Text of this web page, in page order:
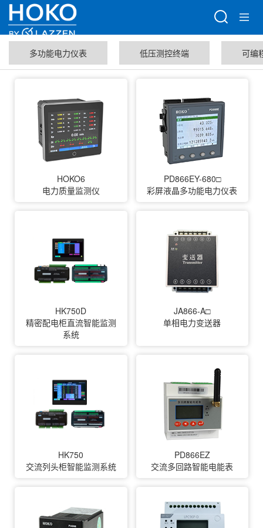
多功能电力仪表 低压测控终端 可编
HOKO6
电力质量监测仪
PD866EY-680□
彩屏液晶多功能电力仪表
HK750D
精密配电柜直流智能监测
系统
JA866-A□
单相电力变送器
HK750
交流列头柜智能监测系统
PD866EZ
交流多回路智能电能表